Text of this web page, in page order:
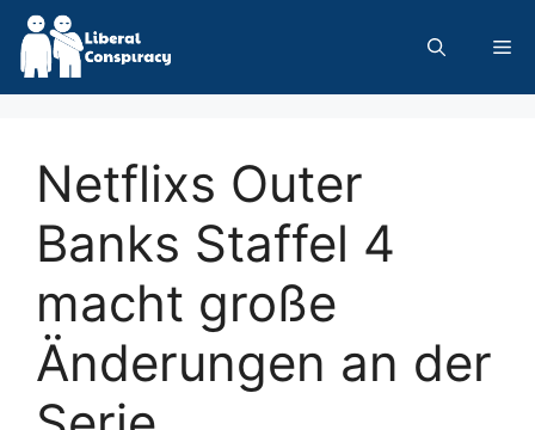
Skip
content
Netflixs Outer
Banks Staffel 4
macht große
Änderungen an der